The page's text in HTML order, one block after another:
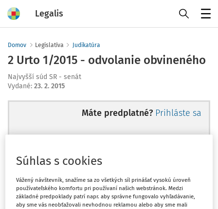
Legalis
Domov Legislatíva Judikatúra
2 Urto 1/2015 - odvolanie obvineného
Najvyšší súd SR - senát
Vydané: 23. 2. 2015
Máte predplatné? Prihláste sa
Ups, zatiaľ ste si prečítali len
začiatok...
Súhlas s cookies
Vážený návštevník, snažíme sa zo všetkých síl prinášať vysokú úroveň
používateľského komfortu pri používaní našich webstránok. Medzi
základné predpoklady patrí napr. aby správne fungovalo vyhľadávanie,
aby sme vás neobťažovali nevhodnou reklamou alebo aby sme mali